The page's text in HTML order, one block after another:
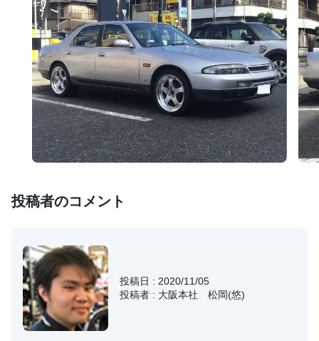
投稿者のコメント
投稿日 : 2020/11/05
投稿者 : 大阪本社 松岡(悠)